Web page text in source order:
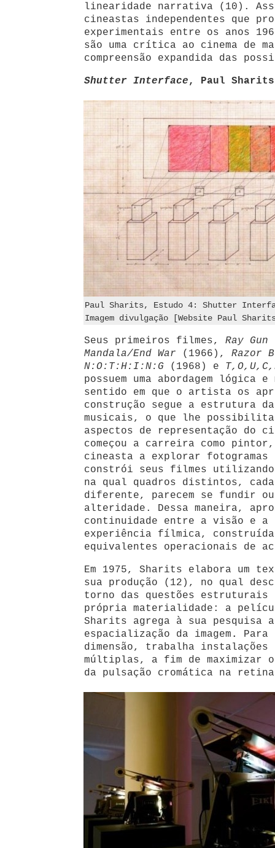
linearidade narrativa (10).
cineastas independentes que
experimentais entre os anos
são uma crítica ao cinema de
compreensão expandida das
Shutter Interface, Paul Sharits
Paul Sharits, Estudo 4: Shutter
Imagem divulgação [Website Paul
Seus primeiros filmes, Ray
Mandala/End War (1966), Razor
N:O:T:H:I:N:G (1968) e
possuem uma abordagem lógica
sentido em que o artista os
construção segue a estrutura
musicais, o que lhe
aspectos de representação
do
começou a carreira como
cineasta a explorar
constrói seus filmes
na qual quadros distintos, cada
diferente, parecem se fundir
alteridade. Dessa maneira,
continuidade entre a visão e a
experiência fílmica,
equivalentes operacionais de
Em 1975, Sharits elabora um
sua produção (12), no qual
torno das questões estruturais
própria materialidade: a
Sharits agrega à sua pesquisa
espacialização da imagem .
Para
dimensão, trabalha instalações
múltiplas, a fim de maximizar
da pulsação cromática na